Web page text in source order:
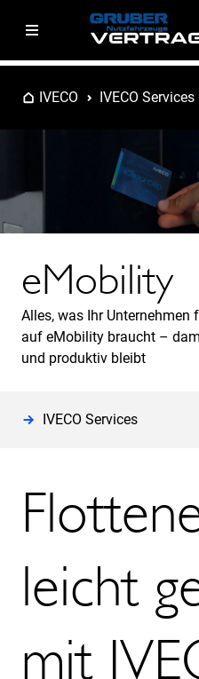
IVECO IVECO Services
eMobility
Alles, was Ihr Unternehmen
auf eMobility braucht –
und produktiv bleibt
IVECO Services
leicht
mit